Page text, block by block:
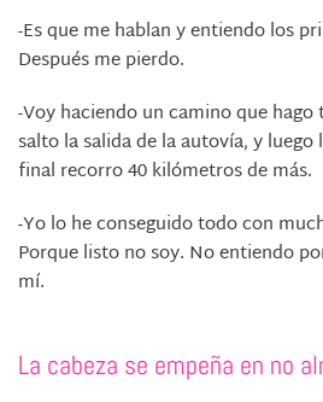
-Es que me hablan y entiendo los
Después me pierdo.
-Voy haciendo un camino que
salto la salida de la autovía, y luego
final recorro 40 kilómetros de más.
-Yo lo he conseguido todo con
Porque listo no soy. No entiendo
mí.
La cabeza se empeña en no